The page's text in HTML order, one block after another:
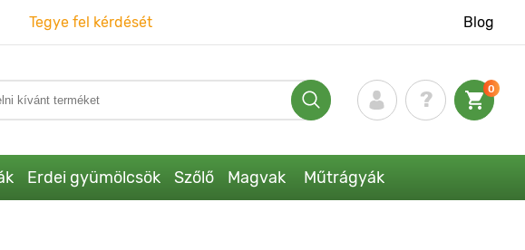
Tegye fel kérdését Blog
0
Erdei gyümölcsök Szőlő Magvak Műtrágyák